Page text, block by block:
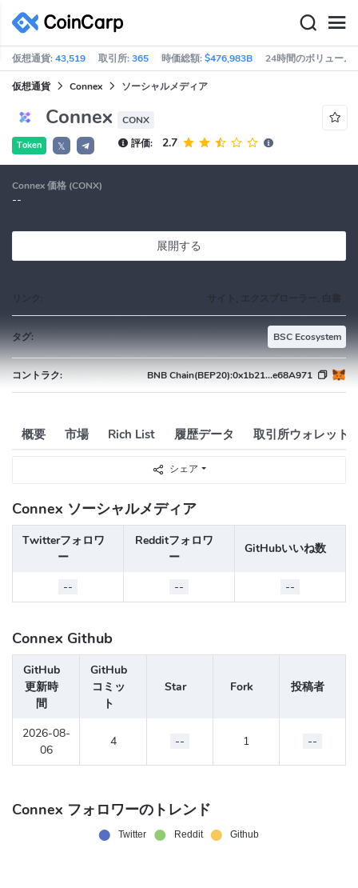
仮想通貨:43,519 取引所:365 時価総額:$476,983B 24時間のボリューム:
仮想通貨 Connex ソーシャルメディア
Connex CONX
Token 𝕏 評価: 2.7
Connex 価格 (CONX)
--
展開する
タグ: BSC Ecosystem
コントラク: BNB Chain(BEP20):0x1b21...e68A971
概要 市場 Rich List 履歴データ 取引所ウォレット
シェア
Connex ソーシャルメディア
Twitterフォロワ
ー
Redditフォロワ
ー
GitHubいいね数
-- -- --
Connex Github
GitHub
更新時
間
GitHub
コミッ
ト
Star Fork 投稿者
2026-08-
06
4 -- 1 --
Connex フォロワーのトレンド